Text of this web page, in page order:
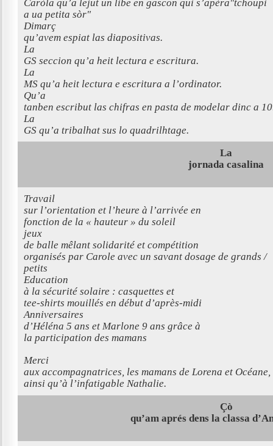
Caròla qu’a lejut un libe en gascon qui s’apèra"tchoupi
a ua petita sòr"
Dimarç
qu’avem espiat las diapositivas.
La
GS seccion qu’a heit lectura e escritura.
La
MS qu’a heit lectura e escritura a l’ordinator.
Qu’a
tanben escribut las chifras en pasta de modelar dinc a
La
GS qu’a tribalhat sus lo quadrilhtage.
La
jornada casalina
Travail
sur l’orientation et l’heure à l’arrivée en
fonction de la « hauteur » du soleil
jeux
de balle mêlant solidarité et compétition
organisés par Carole avec un savant dosage de grands /
petits
Education
à la sécurité solaire : casquettes et
tee-shirts mouillés en début d’après-midi
Anniversaires
d’Héléna 5 ans et Marlone 9 ans grâce à
la participation des mamans
Merci
aux accompagnatrices, les mamans de Lorena et Océane,
ainsi qu’à l’infatigable Nathalie.
Çò
qu’am aprés dens la classa